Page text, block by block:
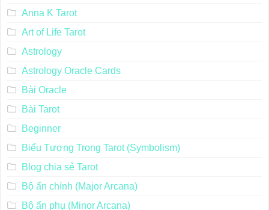
Anna K Tarot
Art of Life Tarot
Astrology
Astrology Oracle Cards
Bài Oracle
Bài Tarot
Beginner
Biểu Tượng Trong Tarot (Symbolism)
Blog chia sẻ Tarot
Bộ ẩn chính (Major Arcana)
Bộ ẩn phụ (Minor Arcana)